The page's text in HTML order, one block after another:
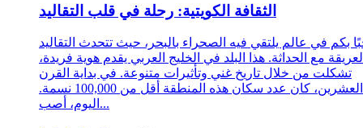
الثقافة الكويتية: رحلة في قلب التقاليد
بكم في عالم يلتقي فيه الصحراء بالبحر، حيث تتحدث التقاليد
مع الحداثة. هذا البلد في الخليج العربي يقدم هوية فريدة،
تشكلت من خلال تاريخ غني وتأثيرات متنوعة. في بداية القرن
العشرين، كان عدد سكان هذه المنطقة أقل من 100,000 نسمة.
اليوم، أصب...